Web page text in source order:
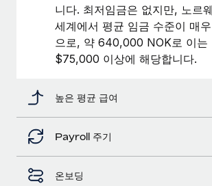
Remote 제품 관련 소식: Gusto 및 Xero
Remote Contractor Management
Remote의 사명은 모든 규모의 기업이 전 세계 어
장 적합 사람을 찾아 채용 및 관리하고 급여를 지
Shootsta가 Remote를 통해 네 개의 시
채용을 확장한 방법
니다. 최저임금은 없지만, 노르
세계에서 평균 임금 수준이 매
으로, 약 640,000 NOK로 이는
$75,000 이상에 해당합니다.
높은 평균 급여
Payroll 주기
온보딩